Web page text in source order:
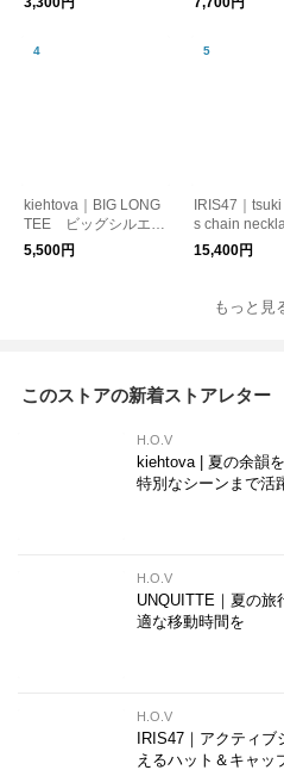
ード
ープ
kiehtova｜BIG LONG
TEE ビッグシルエッ
ト Tシャツ トップ
ス
5,500円
IRIS47｜
s chain
ックレス サ
チェーン 月
15,400円
もっと見
このストアの新着ストアレター
H.O.V
kiehtova | 夏の余韻
特別なシーンまで活
H.O.V
UNQUITTE｜夏の旅
適な移動時間を
H.O.V
IRIS47｜アクティ
えるハット＆キャッ